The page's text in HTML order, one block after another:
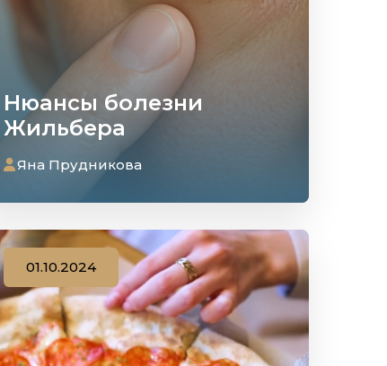
Нюансы болезни
Жильбера
Яна Прудникова
01.10.2024